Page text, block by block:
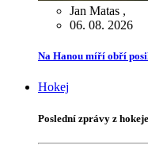
Jan Matas ,
06. 08. 2026
Na Hanou míří obří
Hokej
Poslední zprávy z hokeje